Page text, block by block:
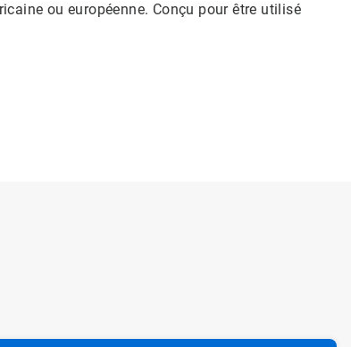
ou européenne. Conçu pour être utilisé